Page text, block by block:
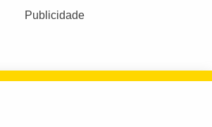
Publicidade